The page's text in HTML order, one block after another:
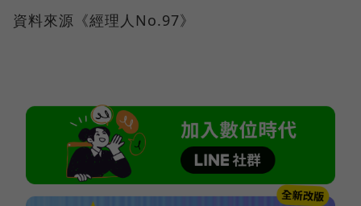
資料來源《經理人No.97》